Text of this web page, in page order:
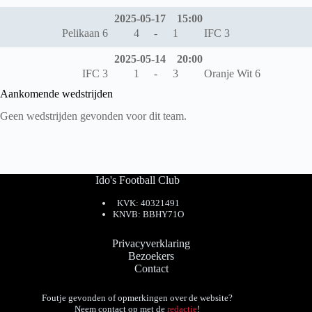
2025-05-17
15:00
Pelikaan 6
4 - 1 IFC 3
2025-05-14
20:00
IFC 3
1 - 3
Oranje Wit 6
Aankomende wedstrijden
Geen wedstrijden gevonden voor dit team.
Ido's Football Club
KVK: 40321491
KNVB: BBHY71O
Privacyverklaring
Bezoekers
Contact
Foutje gevonden of opmerkingen over de website?
Neem contact op met deredactie!